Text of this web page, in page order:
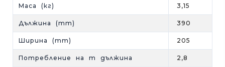
Маса (кг) 3,15
Дължина (mm) 390
Ширина (mm) 205
Потребление на m дължина 2,8